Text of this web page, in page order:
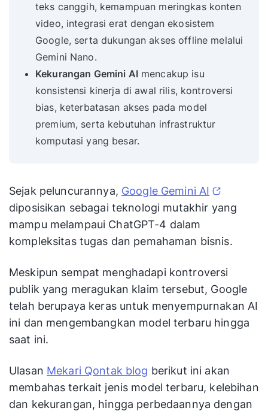
teks canggih, kemampuan meringkas konten
video, integrasi erat dengan ekosistem
Google, serta dukungan akses offline melalui
Gemini Nano.
Kekurangan Gemini AImencakup isu
konsistensi kinerja di awal rilis, kontroversi
bias, keterbatasan akses pada model
premium, serta kebutuhan infrastruktur
komputasi yang besar.
Sejak peluncurannya, Google Gemini AI
diposisikan sebagai teknologi mutakhir yang
mampu melampaui ChatGPT-4 dalam
kompleksitas tugas dan pemahaman bisnis.
Meskipun sempat menghadapi kontroversi
publik yang meragukan klaim tersebut, Google
telah berupaya keras untuk menyempurnakan AI
ini dan mengembangkan model terbaru hingga
saat ini.
Ulasan Mekari Qontak blog berikut ini akan
membahas terkait jenis model terbaru, kelebihan
dan kekurangan, hingga perbedaannya dengan